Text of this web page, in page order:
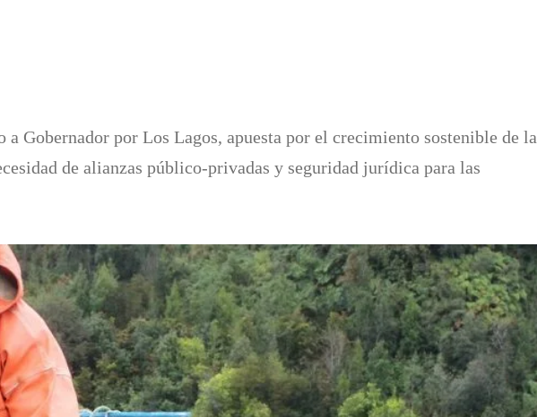
a Gobernador por Los Lagos, apuesta por el crecimiento sostenible de la
de alianzas público-privadas y seguridad jurídica para las